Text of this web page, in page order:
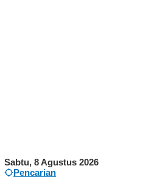
Sabtu, 8 Agustus 2026
Pencarian